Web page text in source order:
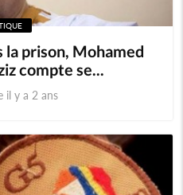
prison, Mohamed
compte se...
il y a 2 ans